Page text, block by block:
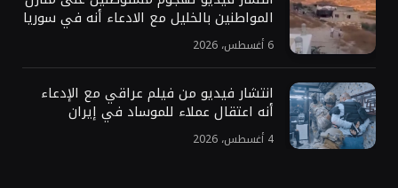
المواطنين بالخليل مع الادعاء أنه في سوريا
6 أغسطس، 2026
انتشار فيديو من فيلم عراقي مع الإدعاء
أنه اعتقال عملاء للموساد في إيران
4 أغسطس، 2026